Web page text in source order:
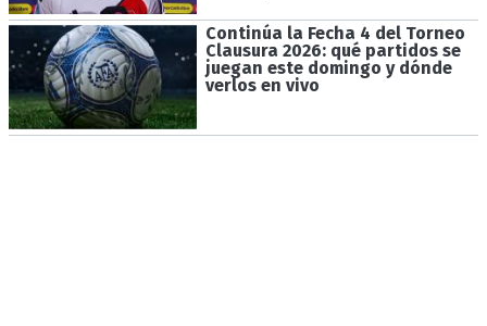
Continúa la Fecha 4 del Torneo
Clausura 2026: qué partidos se
juegan este domingo y dónde
verlos en vivo